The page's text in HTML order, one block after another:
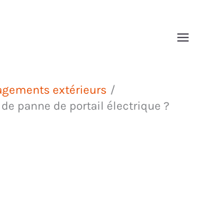
extérieurs
panne de portail électrique ?